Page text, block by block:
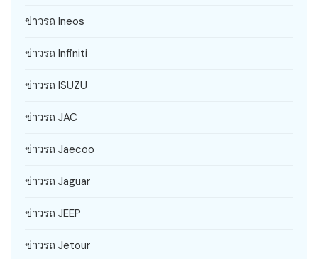
ข่าวรถ Ineos
ข่าวรถ Infiniti
ข่าวรถ ISUZU
ข่าวรถ JAC
ข่าวรถ Jaecoo
ข่าวรถ Jaguar
ข่าวรถ JEEP
ข่าวรถ Jetour